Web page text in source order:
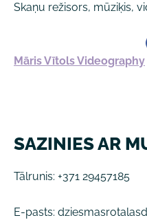
Skaņu režisors, mūziķis,
Māris Vītols Videography
SAZINIES AR
Tālrunis: +371 29457185
E-pasts: